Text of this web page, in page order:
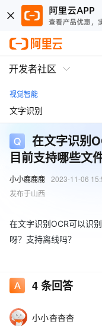
开发者社区
视觉智能
文字识别
在文字识别
目前支持哪些文
小小鹿鹿鹿 2023-11-06
发布于山西
在文字识别OCR可以识
呀？支持离线吗？
4条回答
小小杳杳杳